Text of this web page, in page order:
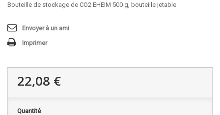
Bouteille de stockage de CO2 EHEIM 500 g, bouteille jetable
Envoyer à un ami
Imprimer
22,08 €
Quantité